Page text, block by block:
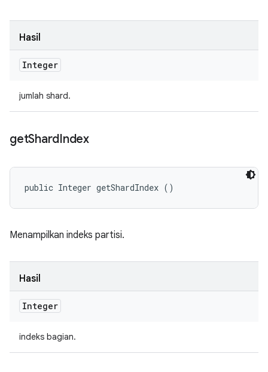
Hasil
Integer
jumlah shard.
getShardIndex
public Integer getShardIndex ()
Menampilkan indeks partisi.
Hasil
Integer
indeks bagian.